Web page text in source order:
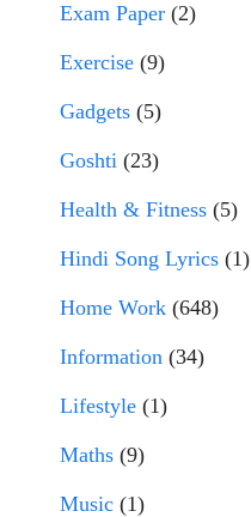
Exam Paper (2)
Exercise (9)
Gadgets (5)
Goshti (23)
Health & Fitness (5)
Hindi Song Lyrics (1)
Home Work (648)
Information (34)
Lifestyle (1)
Maths (9)
Music (1)